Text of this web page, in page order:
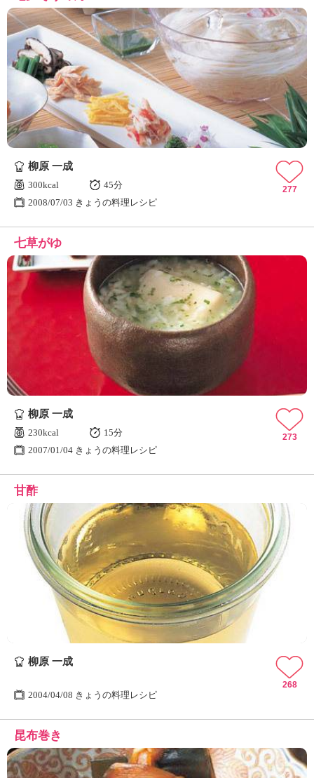
柳原 一成
300kcal
45分
2008/07/03 きょうの料理レシピ
277
七草がゆ
柳原 一成
230kcal
15分
2007/01/04 きょうの料理レシピ
273
甘酢
柳原 一成
2004/04/08 きょうの料理レシピ
268
昆布巻き